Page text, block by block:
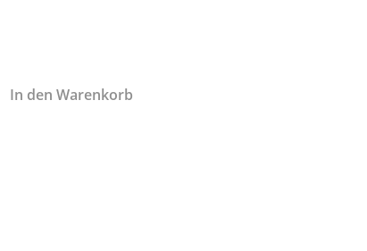
In den Warenkorb